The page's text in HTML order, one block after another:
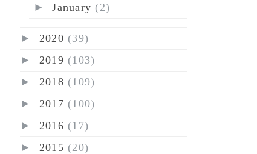
►January (2)
► 2020 (39)
► 2019 (103)
► 2018 (109)
► 2017 (100)
► 2016 (17)
► 2015 (20)